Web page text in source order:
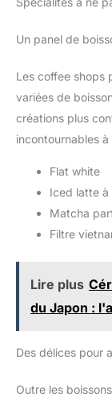
Un panel de
Les coffee shops
variées de
créations plus
incontournables
Flat white
Iced latte à
Matcha
Filtre
Lire plus
du Japon :
Des délices pour
Outre les